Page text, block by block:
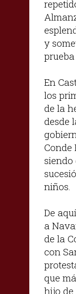
y
En
los
de la
desde
Conde
siendo
niños.
De
a
de la
con
que
hijo de